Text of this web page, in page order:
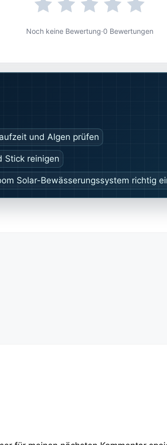
Noch keine Bewertung·0 Bewertungen
und Algen prüfen
Stick reinigen
Solar-Bewässerungssystem richtig